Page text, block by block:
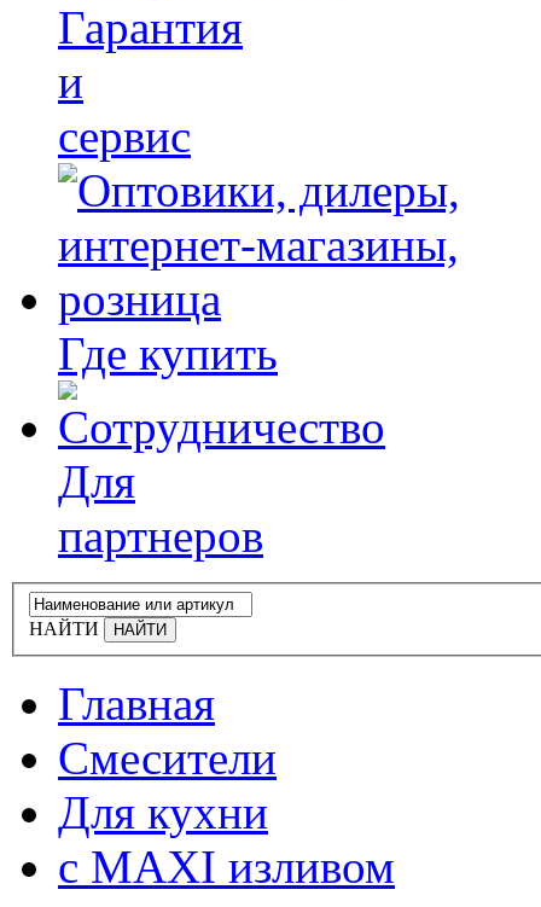
Гарантия
и
сервис
Где купить
Для
партнеров
НАЙТИ
Главная
Смесители
Для кухни
с MAXI изливом